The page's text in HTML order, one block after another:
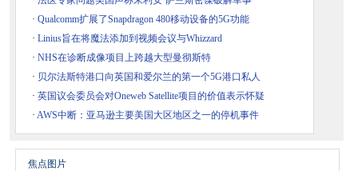
· Qualcomm扩展了Snapdragon 480移动设备的5G功能
· Linius旨在将魔法添加到视频会议与Whizzard
· NHS在诊断成像项目上跨越大型曼彻斯特
· 贝尔法斯特港口向英国和爱尔兰的第一个5G港口私人
· 英国议会委员会对Oneweb Satellite项目的价值表示怀疑
· AWS中断：亚马逊主要美国大区地区之一的停机事件
焦点图片